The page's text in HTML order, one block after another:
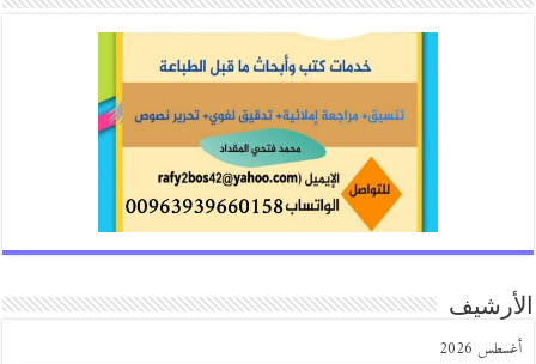
الأرشيف
أغسطس 2026